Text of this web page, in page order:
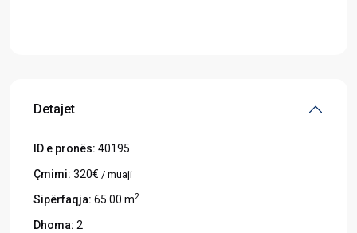
Detajet
ID e pronës: 40195
Çmimi: 320€ / muaji
Sipërfaqja: 65.00 m2
Dhoma: 2